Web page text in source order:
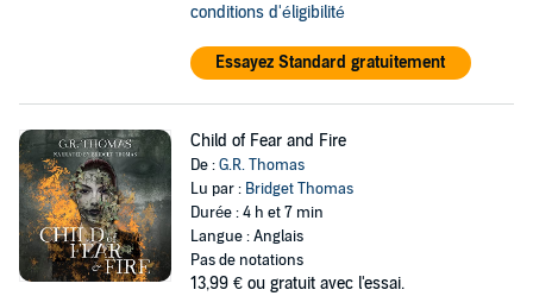
conditions d'éligibilité
Essayez Standard gratuitement
Child of Fear and Fire
De :G.R. Thomas
Lu par : Bridget Thomas
Durée : 4 h et 7 min
Langue : Anglais
Pas de notations
13,99 € ou gratuit avec l'essai.